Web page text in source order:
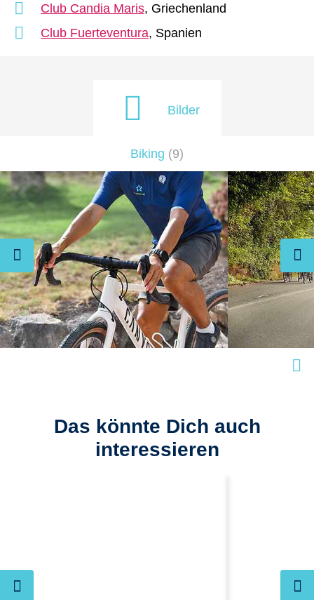
Club Candia Maris, Griechenland
Club Fuerteventura, Spanien
Bilder
Biking (9)
Das könnte Dich auch
interessieren